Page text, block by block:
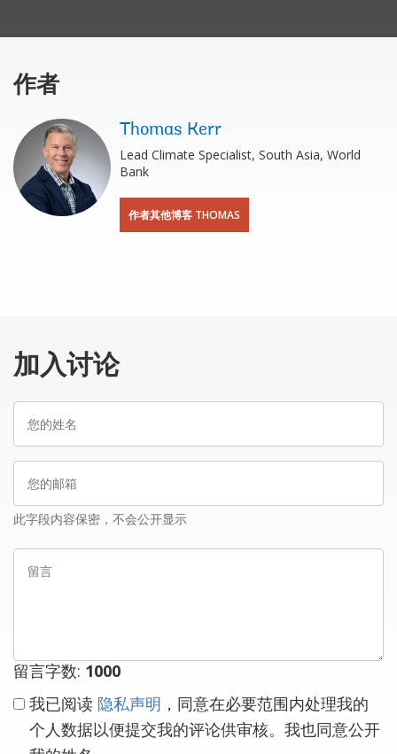
作者
Thomas Kerr
Lead Climate Specialist, South Asia, World
Bank
作者其他博客 THOMAS
加入讨论
邮
此字段内容保密，不会公开显示
留言字数: 1000
我已阅读 隐私声明 ，同意在必要范围内处理我的
个人数据以便提交我的评论供审核。我也同意公开